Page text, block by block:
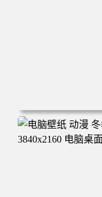
电脑壁纸 完美世界
高清壁纸 壁纸下载